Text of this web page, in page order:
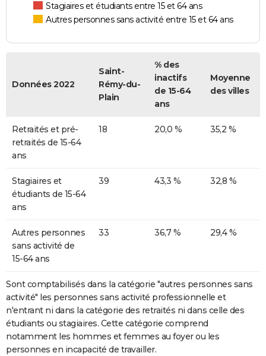
Stagiaires et étudiants entre 15 et 64 ans
Autres personnes sans activité entre 15 et 64 ans
Données 2022
Saint-
Rémy-du-
Plain
% des
inactifs
de 15-64
ans
Moyenne
des villes
Retraités et pré-
retraités de 15-64
ans
18 20,0 % 35,2 %
Stagiaires et
étudiants de 15-64
ans
39 43,3 % 32,8 %
Autres personnes
sans activité de
15-64 ans
33 36,7 % 29,4 %
Sont comptabilisés dans la catégorie "autres personnes sans
activité" les personnes sans activité professionnelle et
n'entrant ni dans la catégorie des retraités ni dans celle des
étudiants ou stagiaires. Cette catégorie comprend
notamment les hommes et femmes au foyer ou les
personnes en incapacité de travailler.